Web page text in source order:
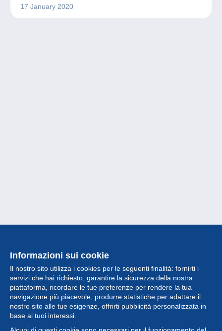
17 January 2020
Informazioni sui cookie
Il nostro sito utilizza i cookies per le seguenti finalità: fornirti i
servizi che hai richiesto, garantire la sicurezza della nostra
piattaforma, ricordare le tue preferenze per rendere la tua
navigazione più piacevole, produrre statistiche per adattare il
nostro sito alle tue esigenze, offrirti pubblicità personalizzata in
base ai tuoi interessi.
Collezione